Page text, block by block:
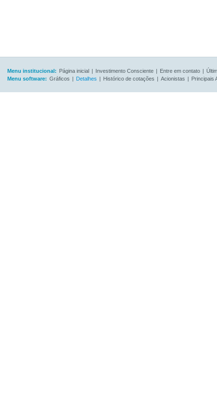
Menu institucional: Página inicial | Investimento Consciente | Entre em contato |
Menu software: Gráficos | Detalhes | Histórico de cotações | Acionistas | Principais